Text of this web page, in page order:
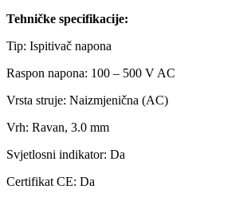
Tehničke specifikacije:
Tip: Ispitivač napona
Raspon napona: 100 – 500 V AC
Vrsta struje: Naizmjenična (AC)
Vrh: Ravan, 3.0 mm
Svjetlosni indikator: Da
Certifikat CE: Da